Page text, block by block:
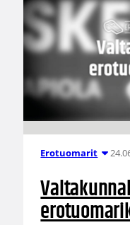
Erotuomarit